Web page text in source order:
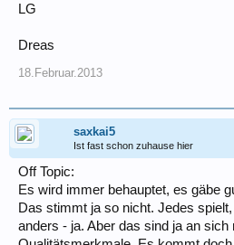
LG
Dreas
18.Februar.2013
saxkai5
Ist fast schon zuhause hier
Off Topic:
Es wird immer behauptet, es gäbe
Das stimmt ja so nicht. Jedes
anders - ja. Aber das sind ja an sich